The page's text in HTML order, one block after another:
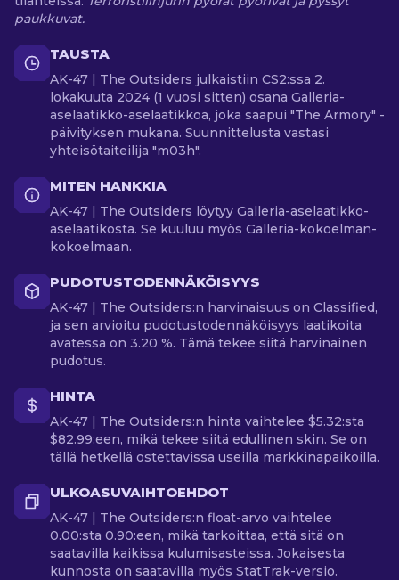
paukkuvat.
TAUSTA
AK-47 | The Outsiders julkaistiin CS2:ssa 2.
lokakuuta 2024 (1 vuosi sitten) osana Galleria-
aselaatikko-aselaatikkoa, joka saapui "The Armory" -
päivityksen mukana. Suunnittelusta vastasi
yhteisötaiteilija "m03h".
MITEN HANKKIA
AK-47 | The Outsiders löytyy Galleria-aselaatikko-
aselaatikosta. Se kuuluu myös Galleria-kokoelman-
kokoelmaan.
PUDOTUSTODENNÄKÖISYYS
AK-47 | The Outsiders:n harvinaisuus on Classified,
ja sen arvioitu pudotustodennäköisyys laatikoita
avatessa on 3.20 %. Tämä tekee siitä harvinainen
pudotus.
HINTA
AK-47 | The Outsiders:n hinta vaihtelee $5.32:sta
$82.99:een, mikä tekee siitä edullinen skin. Se on
tällä hetkellä ostettavissa useilla markkinapaikoilla.
ULKOASUVAIHTOEHDOT
AK-47 | The Outsiders:n float-arvo vaihtelee
0.00:sta 0.90:een, mikä tarkoittaa, että sitä on
saatavilla kaikissa kulumisasteissa. Jokaisesta
kunnosta on saatavilla myös StatTrak-versio.